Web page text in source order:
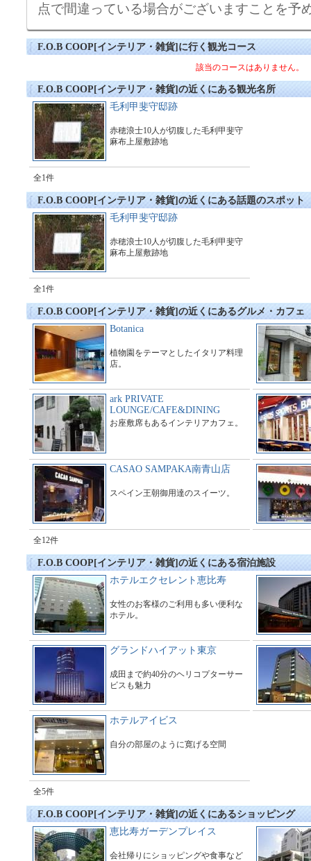
点で間違っている場合がございますことを予
F.O.B COOP[インテリア・雑貨]に行く観光コース
該当のコースはありません。
F.O.B COOP[インテリア・雑貨]の近くにある観光名所
毛利甲斐守邸跡
赤穂浪士10人が切腹した毛利甲斐守
麻布上屋敷跡地
全1件
F.O.B COOP[インテリア・雑貨]の近くにある話題のスポット
毛利甲斐守邸跡
赤穂浪士10人が切腹した毛利甲斐守
麻布上屋敷跡地
全1件
F.O.B COOP[インテリア・雑貨]の近くにあるグルメ・カフェ
Botanica
植物園をテーマとしたイタリア料理
店。
ark PRIVATE
LOUNGE/CAFE&DINING
お座敷席もあるインテリアカフェ。
CASAO SAMPAKA南青山店
スペイン王朝御用達のスイーツ。
全12件
F.O.B COOP[インテリア・雑貨]の近くにある宿泊施設
ホテルエクセレント恵比寿
女性のお客様のご利用も多い便利な
ホテル。
グランドハイアット東京
成田まで約40分のヘリコプターサー
ビスも魅力
ホテルアイビス
自分の部屋のように寛げる空間
全5件
F.O.B COOP[インテリア・雑貨]の近くにあるショッピング
恵比寿ガーデンプレイス
会社帰りにショッピングや食事など